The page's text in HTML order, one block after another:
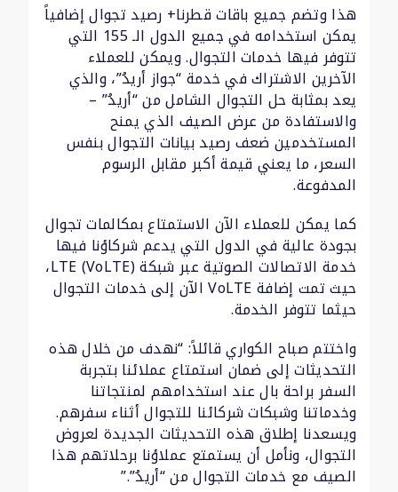
هذا وتضم جميع باقات قطرنا+ رصيد تجوال إضافياً
يمكن استخدامه في جميع الدول الـ 155 التي
تتوفر فيها خدمات التجوال. ويمكن للعملاء
الآخرين الاشتراك في خدمة “جواز أريدُ”، والذي
يعد بمثابة حل التجوال الشامل من “أريدُ” –
والاستفادة من عرض الصيف الذي يمنح
المستخدمين ضعف رصيد بيانات التجوال بنفس
السعر، ما يعني قيمة أكبر مقابل الرسوم
المدفوعة.
كما يمكن للعملاء الآن الاستمتاع بمكالمات تجوال
بجودة عالية في الدول التي يدعم شركاؤنا فيها
خدمة الاتصالات الصوتية عبر شبكة LTE (VoLTE)،
حيث تمت إضافة VoLTE الآن إلى خدمات التجوال
حيثما تتوفر الخدمة.
واختتم صباح الكواري قائلاً: “نهدف من خلال هذه
التحديثات إلى ضمان استمتاع عملائنا بتجربة
السفر براحة بال عند استخدامهم لمنتجاتنا
وخدماتنا وشبكات شركائنا للتجوال أثناء سفرهم.
ويسعدنا إطلاق هذه التحديثات الجديدة لعروض
التجوال، ونأمل أن يستمتع عملاؤنا برحلاتهم هذا
الصيف مع خدمات التجوال من “أريدُ”.”